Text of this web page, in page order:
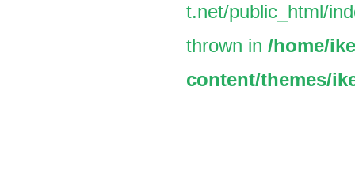
t.net/public_html/
thrown in /home/
content/themes/